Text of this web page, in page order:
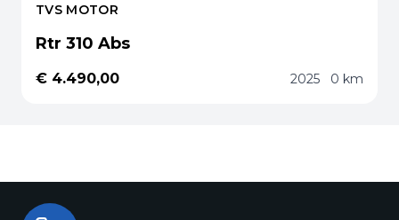
TVS MOTOR
Rtr 310 Abs
€ 4.490,00 2025 0 km